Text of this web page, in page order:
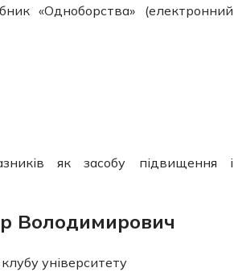
«Одноборства» (електронний
як засобу підвищення і
Володимирович
університету